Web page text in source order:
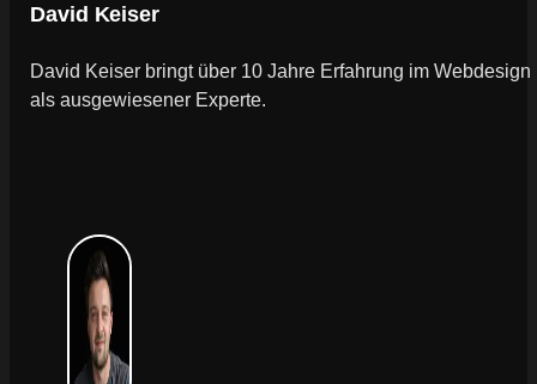
David Keiser
David Keiser bringt über 10 Jahre Erfahrung im
als ausgewiesener Experte.